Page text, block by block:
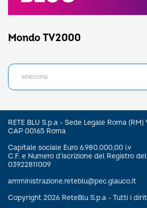
Mondo TV2000
RETE BLU S.p.a - Sede Legale Roma (RM)
CAP 00165 Roma
Capitale sociale Euro 6.980.000,00 i.v
C.F. e Numero d’iscrizione del Registro
03922811009
amministrazione.reteblu@pec.glauco.it
Copyright 2026 ReteBlu S.p.a - Tutti i